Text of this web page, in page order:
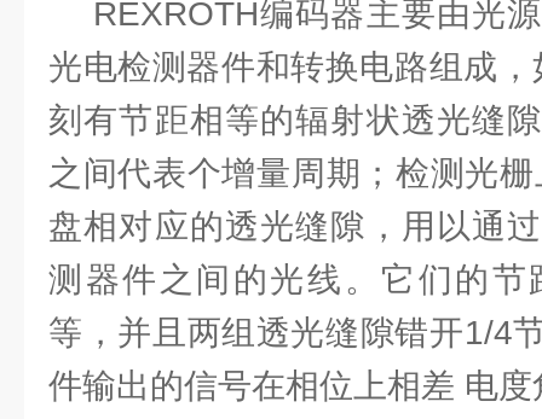
REXROTH编码器主要由光
光电检测器件和转换电路组成
刻有节距相等的辐射状透光缝
之间代表个增量周期；检测光
盘相对应的透光缝隙，用以通
测器件之间的光线。它们的节
等，并且两组透光缝隙错开1/4
件输出的信号在相位上相差 电度